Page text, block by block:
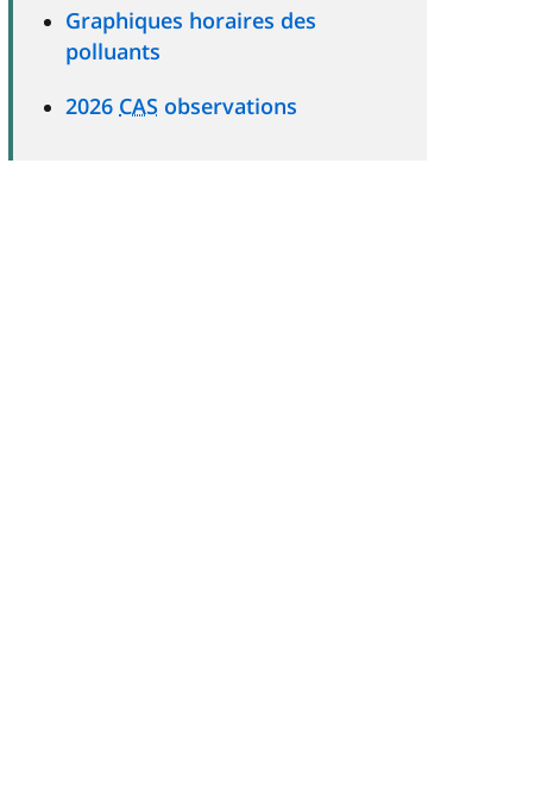
Graphiques horaires des
polluants
2026 CAS observations